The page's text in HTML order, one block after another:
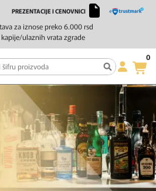
za iznose preko 6.000 rsd
ulaznih vrata zgrade
PREZENTACIJE I CENOVNICI
0